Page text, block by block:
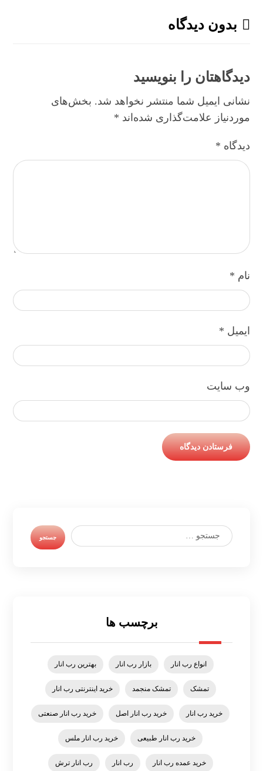
بدون دیدگاه
دیدگاهتان را بنویسید
نشانی ایمیل شما منتشر نخواهد شد. بخش‌های
موردنیاز علامت‌گذاری شده‌اند *
دیدگاه *
نام *
ایمیل *
وب‌ سایت
برچسب ها
انواع رب انار بازار رب انار بهترین رب انار
تمشک تمشک منجمد خرید اینترنتی رب انار
خرید رب انار خرید رب انار اصل خرید رب انار صنعتی
خرید رب انار طبیعی خرید رب انار ملس
خرید عمده رب انار رب انار رب انار ترش